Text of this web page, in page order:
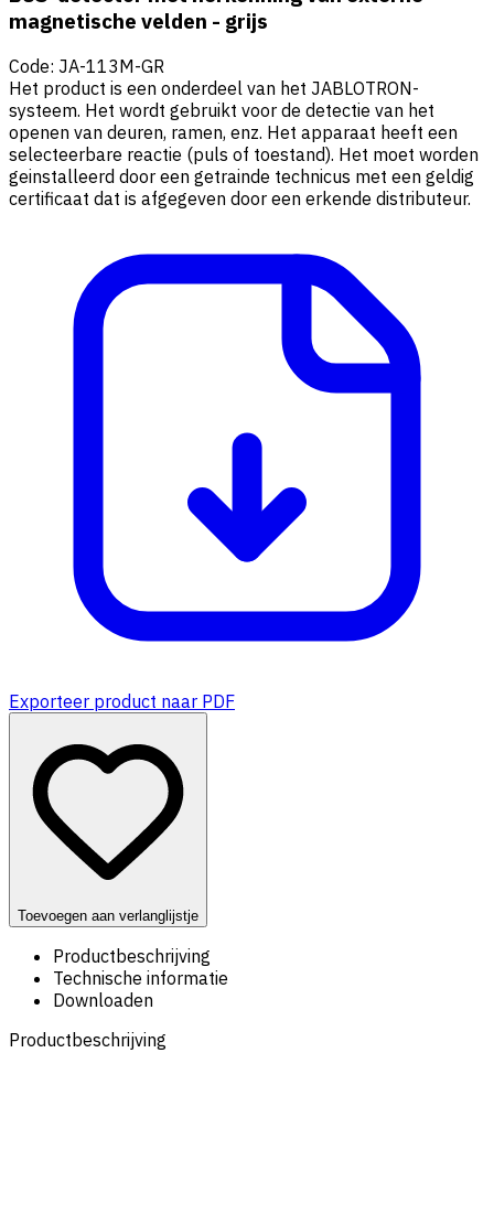
magnetische velden - grijs
Code: JA-113M-GR
Het product is een onderdeel van het JABLOTRON-
systeem. Het wordt gebruikt voor de detectie van het
openen van deuren, ramen, enz. Het apparaat heeft een
selecteerbare reactie (puls of toestand). Het moet worden
geinstalleerd door een getrainde technicus met een geldig
certificaat dat is afgegeven door een erkende distributeur.
Exporteer product naar PDF
Toevoegen aan verlanglijstje
Productbeschrijving
Technische informatie
Downloaden
Productbeschrijving